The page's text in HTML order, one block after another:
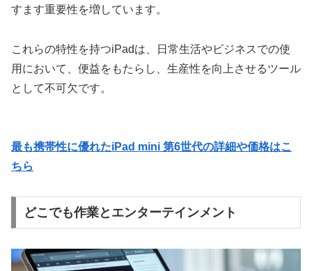
すます重要性を増しています。
これらの特性を持つiPadは、日常生活やビジネスでの使
用において、便益をもたらし、生産性を向上させるツール
として不可欠です。
最も携帯性に優れたiPad mini 第6世代の詳細や価格はこ
ちら
どこでも作業とエンターテインメント